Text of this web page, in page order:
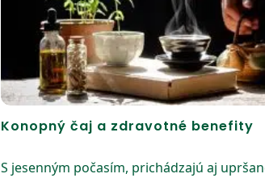
Konopný čaj a zdravotné benefity
S jesenným počasím, prichádzajú aj